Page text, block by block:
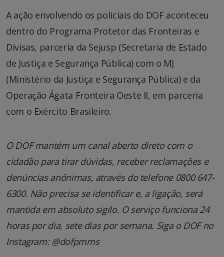
A ação envolvendo os policiais do DOF aconteceu
dentro do Programa Protetor das Fronteiras e
Divisas, parceria da Sejusp (Secretaria de Estado
de Justiça e Segurança Pública) com o MJ
(Ministério da Justiça e Segurança Pública) e da
Operação Ágata Fronteira Oeste II, em parceria
com o Exército Brasileiro.
O DOF mantém um canal aberto direto com o
cidadão para tirar dúvidas, receber reclamações e
denúncias anônimas, através do telefone 0800 647-
6300. Não precisa se identificar e, a ligação, será
mantida em absoluto sigilo. O serviço funciona 24
horas por dia, sete dias por semana. Siga o DOF no
Instagram: @dofpmms